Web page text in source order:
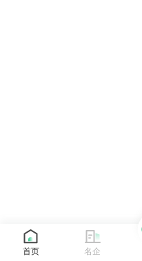
首页 名企